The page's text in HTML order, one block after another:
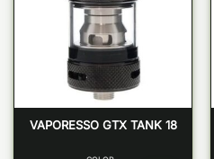
VAPORESSO GTX TANK 18